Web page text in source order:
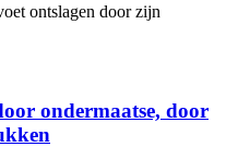
ontslagen door zijn
ondermaatse, door